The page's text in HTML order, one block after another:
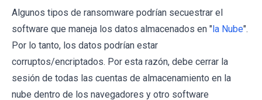
Algunos tipos de ransomware podrían secuestrar el
software que maneja los datos almacenados en "la Nube".
Por lo tanto, los datos podrían estar
corruptos/encriptados. Por esta razón, debe cerrar la
sesión de todas las cuentas de almacenamiento en la
nube dentro de los navegadores y otro software